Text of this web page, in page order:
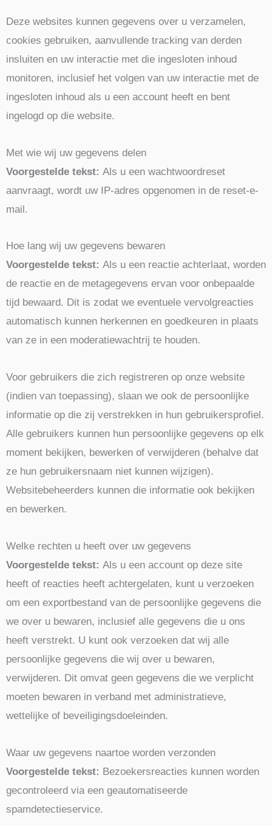
Deze websites kunnen gegevens over u verzamelen,
cookies gebruiken, aanvullende tracking van derden
insluiten en uw interactie met die ingesloten inhoud
monitoren, inclusief het volgen van uw interactie met de
ingesloten inhoud als u een account heeft en bent
ingelogd op die website.
Met wie wij uw gegevens delen
Voorgestelde tekst: Als u een wachtwoordreset
aanvraagt, wordt uw IP-adres opgenomen in de reset-e-
mail.
Hoe lang wij uw gegevens bewaren
Voorgestelde tekst: Als u een reactie achterlaat, worden
de reactie en de metagegevens ervan voor onbepaalde
tijd bewaard. Dit is zodat we eventuele vervolgreacties
automatisch kunnen herkennen en goedkeuren in plaats
van ze in een moderatiewachtrij te houden.
Voor gebruikers die zich registreren op onze website
(indien van toepassing), slaan we ook de persoonlijke
informatie op die zij verstrekken in hun gebruikersprofiel.
Alle gebruikers kunnen hun persoonlijke gegevens op elk
moment bekijken, bewerken of verwijderen (behalve dat
ze hun gebruikersnaam niet kunnen wijzigen).
Websitebeheerders kunnen die informatie ook bekijken
en bewerken.
Welke rechten u heeft over uw gegevens
Voorgestelde tekst: Als u een account op deze site
heeft of reacties heeft achtergelaten, kunt u verzoeken
om een exportbestand van de persoonlijke gegevens die
we over u bewaren, inclusief alle gegevens die u ons
heeft verstrekt. U kunt ook verzoeken dat wij alle
persoonlijke gegevens die wij over u bewaren,
verwijderen. Dit omvat geen gegevens die we verplicht
moeten bewaren in verband met administratieve,
wettelijke of beveiligingsdoeleinden.
Waar uw gegevens naartoe worden verzonden
Voorgestelde tekst: Bezoekersreacties kunnen worden
gecontroleerd via een geautomatiseerde
spamdetectieservice.